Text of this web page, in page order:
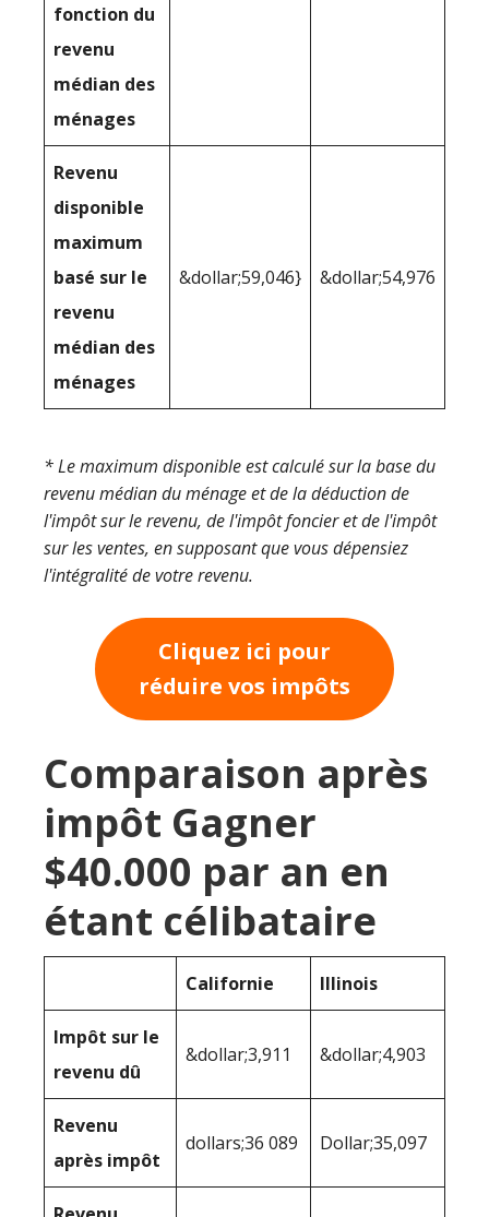
fonction du
revenu
médian des
ménages
Revenu
disponible
maximum
basé sur le
revenu
médian des
ménages
&dollar;59,046} &dollar;54,976
* Le maximum disponible est calculé sur la base du
revenu médian du ménage et de la déduction de
l'impôt sur le revenu, de l'impôt foncier et de l'impôt
sur les ventes, en supposant que vous dépensiez
l'intégralité de votre revenu.
Cliquez ici pour
réduire vos impôts
Comparaison après
impôt Gagner
$40.000 par an en
étant célibataire
Californie Illinois
Impôt sur le
revenu dû
&dollar;3,911 &dollar;4,903
Revenu
après impôt
dollars;36 089 Dollar;35,097